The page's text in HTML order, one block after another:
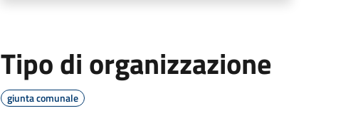
Tipo di organizzazione
giunta comunale